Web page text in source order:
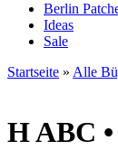
Berlin
Ideas
Sale
Startseite » Alle
HABC